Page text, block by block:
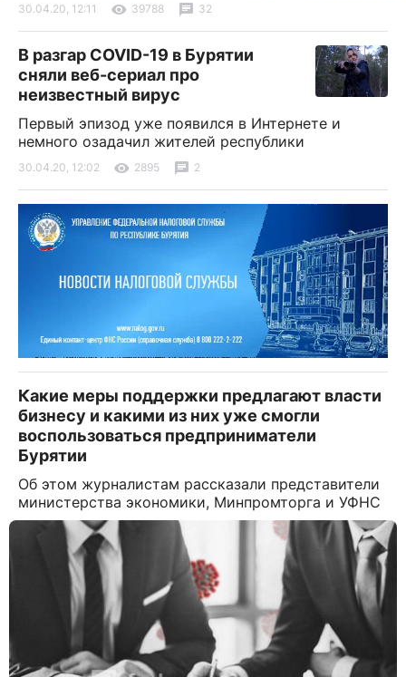
30.04.20, 12:11 39788 32
В разгар COVID-19 в Бурятии
сняли веб-сериал про
неизвестный вирус
Первый эпизод уже появился в Интернете и
немного озадачил жителей республики
30.04.20, 12:02 2895 2
Какие меры поддержки предлагают власти
бизнесу и какими из них уже смогли
воспользоваться предприниматели
Бурятии
Об этом журналистам рассказали представители
министерства экономики, Минпромторга и УФНС